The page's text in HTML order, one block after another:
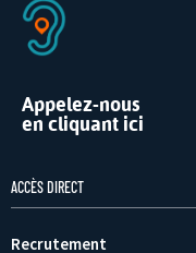
Appelez-nous
en cliquant ici
ACCÈS DIRECT
Recrutement